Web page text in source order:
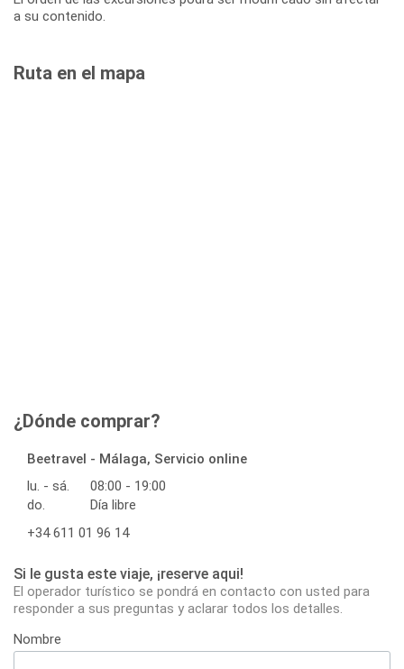
a su contenido.
Ruta en el mapa
¿Dónde comprar?
Beetravel - Málaga, Servicio online
lu. - sá.
08:00 - 19:00
do.
Día libre
+34 611 01 96 14
Si le gusta este viaje, ¡reserve aqui!
El operador turístico se pondrá en contacto con usted para
responder a sus preguntas y aclarar todos los detalles.
Nombre